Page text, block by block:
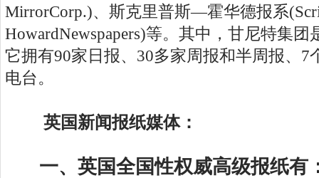
MirrorCorp.)、斯克里普斯—霍华德报系
HowardNewspapers)等。其中，甘尼特集
它拥有90家日报、30多家周报和半周报、7
电台。
英国新闻报纸媒体：
一、英国全国性权威高级报纸有